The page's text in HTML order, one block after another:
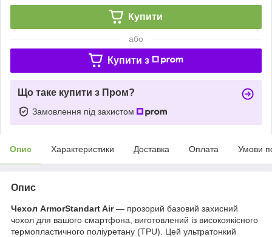
Купити
або
Купити з
Що таке купити з Пром?
Замовлення під захистом
Опис Характеристики Доставка Оплата Умови
Опис
Чехол ArmorStandart Air— прозорий базовий захисний
чохол для вашого смартфона, виготовлений із високоякісного
термопластичного поліуретану (TPU). Цей ультратонкий